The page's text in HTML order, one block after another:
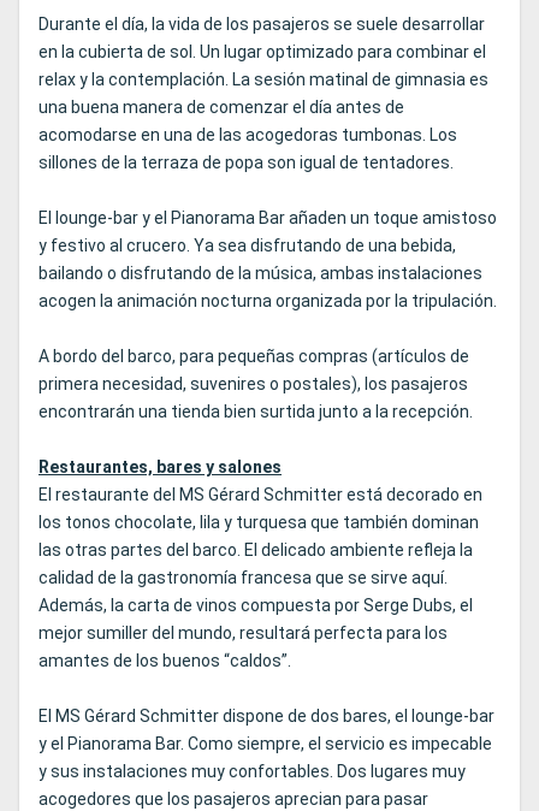
Durante el día, la vida de los pasajeros se suele desarrollar
en la cubierta de sol. Un lugar optimizado para combinar el
relax y la contemplación. La sesión matinal de gimnasia es
una buena manera de comenzar el día antes de
acomodarse en una de las acogedoras tumbonas. Los
sillones de la terraza de popa son igual de tentadores.
El lounge-bar y el Pianorama Bar añaden un toque amistoso
y festivo al crucero. Ya sea disfrutando de una bebida,
bailando o disfrutando de la música, ambas instalaciones
acogen la animación nocturna organizada por la tripulación.
A bordo del barco, para pequeñas compras (artículos de
primera necesidad, suvenires o postales), los pasajeros
encontrarán una tienda bien surtida junto a la recepción.
Restaurantes, bares y salones
El restaurante del MS Gérard Schmitter está decorado en
los tonos chocolate, lila y turquesa que también dominan
las otras partes del barco. El delicado ambiente refleja la
calidad de la gastronomía francesa que se sirve aquí.
Además, la carta de vinos compuesta por Serge Dubs, el
mejor sumiller del mundo, resultará perfecta para los
amantes de los buenos “caldos”.
El MS Gérard Schmitter dispone de dos bares, el lounge-bar
y el Pianorama Bar. Como siempre, el servicio es impecable
y sus instalaciones muy confortables. Dos lugares muy
acogedores que los pasajeros aprecian para pasar